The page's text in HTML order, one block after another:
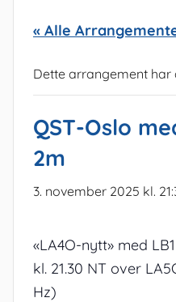
« Alle
Dette arrangement har
QST-Oslo
2m
3. november 2025 kl.
«LA4O-nytt» med
kl. 21.30 NT over
Hz)